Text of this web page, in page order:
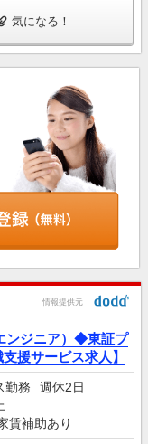
気になる！
情報提供元
ンジニア）◆東証プ
援サービス求人】
勤務
週休2日
賃補助あり